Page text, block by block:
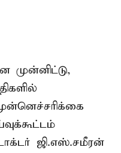
முன்னிட்டு,
ஜி.எஸ்.சமீரன்